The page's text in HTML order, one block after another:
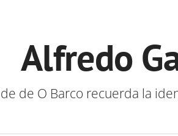
Alfredo
de O Barco recuerda la